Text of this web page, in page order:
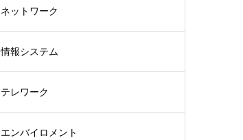
ネットワーク
情報システム
テレワーク
エンバイロメント